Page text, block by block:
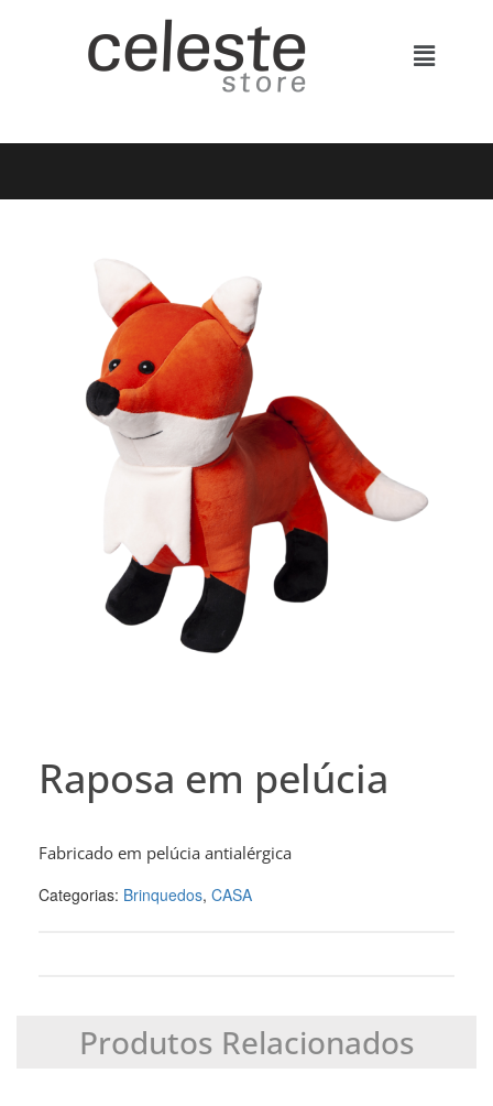
Raposa em pelúcia
Fabricado em pelúcia antialérgica
Categorias: Brinquedos, CASA
Produtos Relacionados